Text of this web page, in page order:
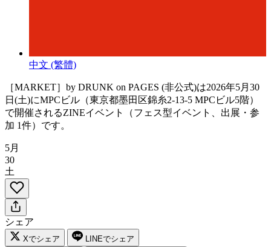
中文 (繁體)
［MARKET］by DRUNK on PAGES (非公式)は2026年5月30
日(土)にMPCビル（東京都墨田区錦糸2-13-5 MPCビル5階）
で開催されるZINEイベント（フェス型イベント、出展・参
加 1件）です。
5月
30
土
シェア
Xでシェア
LINEでシェア